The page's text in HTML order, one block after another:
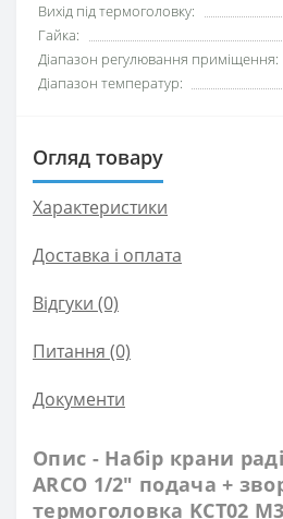
Вихід під термоголовку:
Гайка:
Діапазон регулювання приміщення:
Діапазон температур:
Огляд товару
Характеристики
Доставка і оплата
Відгуки (0)
Питання (0)
Документи
Опис - Набір крани
ARCO 1/2″ подача +
термоголовка KCT02